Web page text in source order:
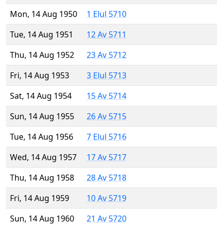
Mon, 14 Aug 1950
1 Elul 5710
Tue, 14 Aug 1951
12 Av 5711
Thu, 14 Aug 1952
23 Av 5712
Fri, 14 Aug 1953
3 Elul 5713
Sat, 14 Aug 1954
15 Av 5714
Sun, 14 Aug 1955
26 Av 5715
Tue, 14 Aug 1956
7 Elul 5716
Wed, 14 Aug 1957
17 Av 5717
Thu, 14 Aug 1958
28 Av 5718
Fri, 14 Aug 1959
10 Av 5719
Sun, 14 Aug 1960
21 Av 5720